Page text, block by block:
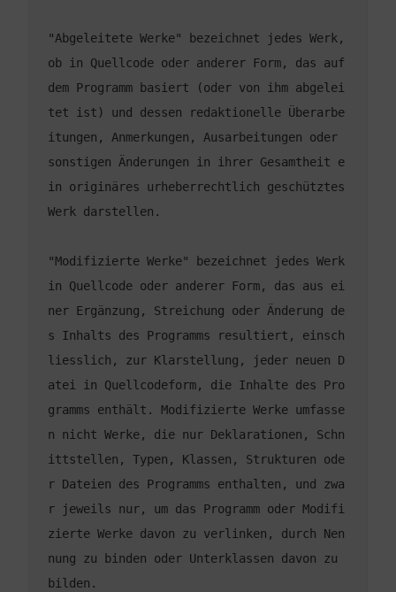
"Abgeleitete Werke" bezeichnet jedes Werk,
ob in Quellcode oder anderer Form, das auf
dem Programm basiert (oder von ihm abgelei
tet ist) und dessen redaktionelle Überarbe
itungen, Anmerkungen, Ausarbeitungen oder
sonstigen Änderungen in ihrer Gesamtheit e
in originäres urheberrechtlich geschütztes
"Modifizierte Werke" bezeichnet jedes Werk
in Quellcode oder anderer Form, das aus ei
ner Ergänzung, Streichung oder Änderung de
s Inhalts des Programms resultiert, einsch
liesslich, zur Klarstellung, jeder neuen D
atei in Quellcodeform, die Inhalte des Pro
gramms enthält. Modifizierte Werke umfasse
n nicht Werke, die nur Deklarationen, Schn
ittstellen, Typen, Klassen, Strukturen ode
r Dateien des Programms enthalten, und zwa
r jeweils nur, um das Programm oder Modifi
zierte Werke davon zu verlinken, durch Nen
nung zu binden oder Unterklassen davon zu